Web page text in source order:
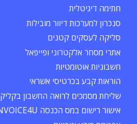
חתימה דיגיטלית
סנכרון למערכות דיוור מובילות
סליקה לעסקים קטנים
אתרי מסחר אלקטרוני ופייפאל
חשבוניות אוטומטיות
הוראות קבע בכרטיסי אשראי
שליחת מסמכים לרואה החשבון בקליק
אישור רישום במס הכנסה INVOICE4U